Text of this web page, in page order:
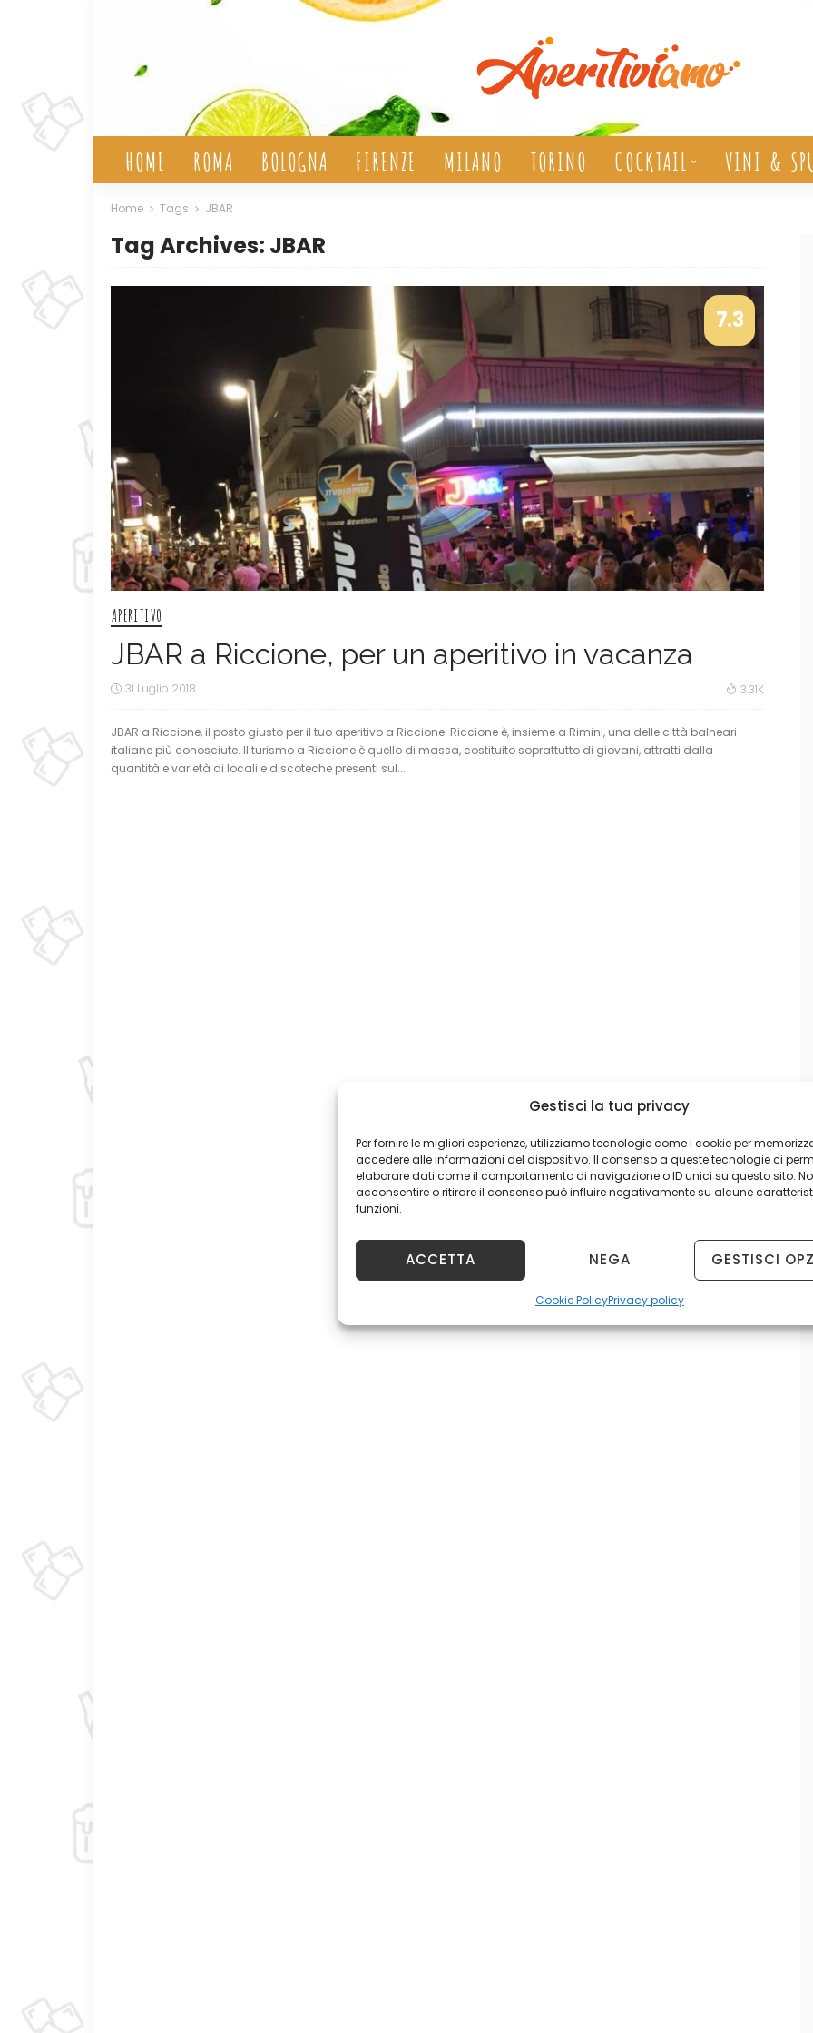
Gestisci la tua privacy
Per fornire le migliori esperienze, utilizziamo tecnologie come i cookie per
accedere alle informazioni del dispositivo. Il consenso a queste tecnologie ci
elaborare dati come il comportamento di navigazione o ID unici su questo sito.
acconsentire o ritirare il consenso può influire negativamente su alcune
funzioni.
ACCETTA NEGA GESTISCI
Cookie PolicyPrivacy policy
HOME ROMA BOLOGNA FIRENZE MILANO TORINO COCKTAIL VINI &
Home Tags JBAR
Tag Archives: JBAR
7.3
APERITIVO
JBAR a Riccione, per un aperitivo in vacanza
31 Luglio 2018 3.31K
JBAR a Riccione, il posto giusto per il tuo aperitivo a Riccione. Riccione è, insieme a Rimini, una delle città balneari
italiane più conosciute. Il turismo a Riccione è quello di massa, costituito soprattutto di giovani, attratti dalla
quantità e varietà di locali e discoteche presenti sul...